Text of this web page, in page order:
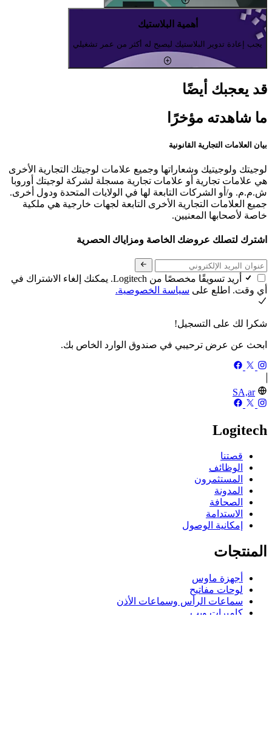
أهمية البلاستيك
يجب إعادة تدوير البلاستيك ليصبح له أكثر من عمر تشغيلي
قد يعجبك أيضًا
ما شاهدته مؤخرًا
بيان العلامات التجارية القانونية
لوجيتك ولوجيتيك وشعاراتها وجميع علامات لوجيتك التجارية الأخرى
هي علامات تجارية أو علامات تجارية مسجلة لشركة لوجيتك أوروبا
ش.م.م. و/أو الشركات التابعة لها في الولايات المتحدة ودول أخرى.
جميع العلامات التجارية الأخرى التابعة لجهات خارجية هي ملكية
خاصة لأصحابها المعنيين.
اشترك لتصلك عروضك الخاصة ومزاياك الحصرية
أريد تسويقًا مخصصًا من Logitech. يمكنك إلغاء الاشتراك في
أي وقت. اطلع على سياسة الخصوصية.
شكرا لك على التسجيل!
ابحث عن عرض ترحيبي في صندوق الوارد الخاص بك.
SA,ar
Logitech
قصتنا
الوظائف
المستثمرون
المدونة
الصحافة
الاستدامة
إمكانية الوصول
المنتجات
أجهزة ماوس
لوحات مفاتيح
سماعات الرأس وسماعات الأذن
كاميرات ويب